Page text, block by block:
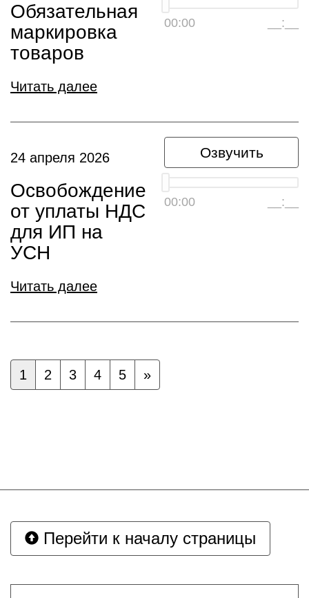
00:00 __:__
Обязательная
маркировка
товаров
Читать далее
Озвучить
00:00 __:__
24 апреля 2026
Освобождение
от уплаты НДС
для ИП на
УСН
Читать далее
1 2 3 4 5 »
Перейти к началу страницы